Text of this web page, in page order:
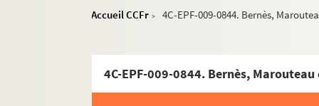
Accueil CCFr > 4C-EPF-009-0844. Bernès,
4C-EPF-009-0844. Bernès,